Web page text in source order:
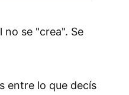
no se "crea". Se
entre lo que decís